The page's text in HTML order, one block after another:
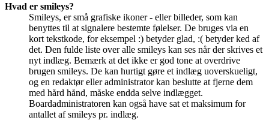
Hvad er smileys?
Smileys, er små grafiske ikoner - eller billeder, som kan
benyttes til at signalere bestemte følelser. De bruges via en
kort tekstkode, for eksempel :) betyder glad, :( betyder ked af
det. Den fulde liste over alle smileys kan ses når der skrives et
nyt indlæg. Bemærk at det ikke er god tone at overdrive
brugen smileys. De kan hurtigt gøre et indlæg uoverskueligt,
og en redaktør eller administrator kan beslutte at fjerne dem
med hård hånd, måske endda selve indlægget.
Boardadministratoren kan også have sat et maksimum for
antallet af smileys pr. indlæg.